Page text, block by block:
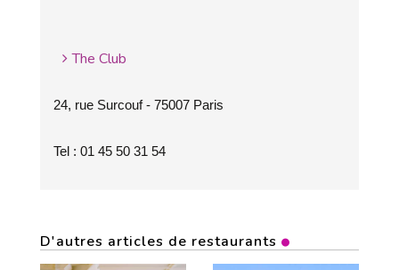
The Club
24, rue Surcouf - 75007 Paris
Tel : 01 45 50 31 54
D'autres articles de restaurants